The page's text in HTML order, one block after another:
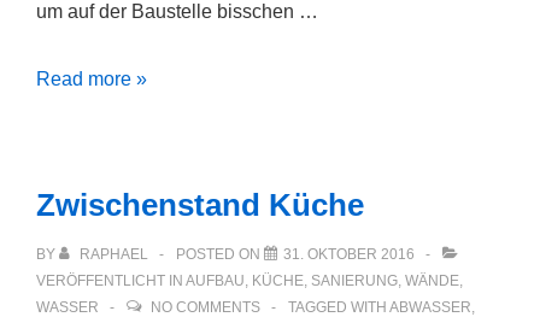
um auf der Baustelle bisschen …
Baustelle
Read more »
Zwischenstand Küche
BY RAPHAEL POSTED ON
31. OKTOBER 2016
VERÖFFENTLICHT IN AUFBAU, KÜCHE, SANIERUNG, WÄNDE,
WASSER
NO COMMENTS TAGGED WITH ABWASSER,